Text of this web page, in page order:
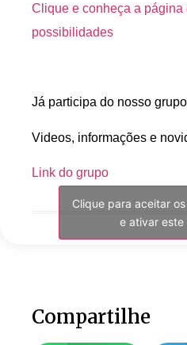
Clique e conheça a página
possibilidades
Já participa do nosso
Videos, informações e
Link do grupo
Clique para aceitar
e ativar
Compartilhe